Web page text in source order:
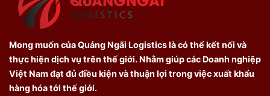
Mong muốn của Quảng Ngãi Logistics là có thể kết nối và
thực hiện dịch vụ trên thế giới. Nhằm giúp các Doanh nghiệp
Việt Nam đạt đủ điều kiện và thuận lợi trong việc xuất khẩu
hàng hóa tới thế giới.